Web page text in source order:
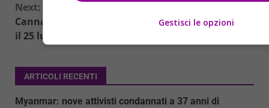
Next:
Cannabis legale: Il voto della Camera previsto per
il 25 luglio
ARTICOLI RECENTI
Myanmar: nove attivisti condannati a 37 anni di
Gestisci le opzioni